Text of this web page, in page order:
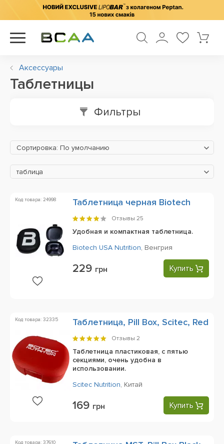
Аксессуары
Таблетницы
Фильтры
Сортировка: По умолчанию
таблица
Код товара: 24998 Таблетница черная Biotech
Отзывы 25
Удобная и компактная таблетница.
Biotech USA Nutrition, Венгрия
229 грн Купить
Код товара: 32335 Таблетница, Pill Box, Scitec, Red
Отзывы 2
Таблетница пластиковая, с пятью
секциями, очень удобна в
использовании.
Scitec Nutrition, Китай
169 грн Купить
Код товара: 37610